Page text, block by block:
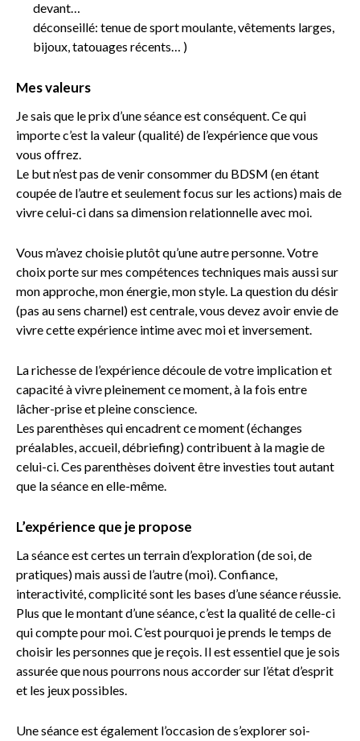
devant…
déconseillé: tenue de sport moulante, vêtements larges,
bijoux, tatouages récents… )
Mes valeurs
Je sais que le prix d’une séance est conséquent.Ce qui
importe c’est la valeur (qualité) de l’expérience que vous
vous offrez.
Le but n’est pas de venir consommer du BDSM (en étant
coupée de l’autre et seulement focus sur les actions) mais de
vivre celui-ci dans sa dimension relationnelle avec moi.
Vous m’avez choisie plutôt qu’une autre personne. Votre
choix porte sur mes compétences techniques mais aussi sur
mon approche, mon énergie, mon style. La question du désir
(pas au sens charnel) est centrale, vous devez avoirenvie de
vivre cette expérience intime avec moi et inversement.
La richesse de l’expérience découle de votre implication et
capacité à vivrepleinement ce moment, à la fois entre
lâcher-prise et pleine conscience.
Les parenthèses qui encadrent ce moment (échanges
préalables, accueil, débriefing) contribuent à la magie de
celui-ci. Ces parenthèses doivent être investies toutautant
que la séance en elle-même.
L’expérience que je propose
La séance est certes un terrain d’exploration (de soi, de
pratiques) mais ausside l’autre (moi).Confiance,
interactivité, complicité sont les bases d’une séance réussie.
Plus que le montant d’une séance, c’est la qualité de celle-ci
qui compte pourmoi. C’est pourquoi je prends le temps de
choisir les personnes que je reçois. Il est essentiel que je sois
assuréeque nous pourrons nous accorder sur l’état d’esprit
et les jeux possibles.
Une séance est également l’occasion de s’explorer soi-